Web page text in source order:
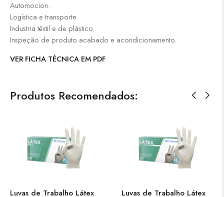
Automocion.
Logística e transporte.
Industria têxtil e de plástico.
Inspeção de produto acabado e acondicionamento.
VER FICHA TÉCNICA EM PDF
Produtos Recomendados:
Luvas de Trabalho Látex
Luvas de Trabalho Látex